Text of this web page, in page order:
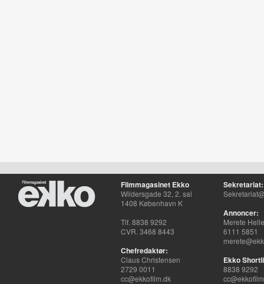
Filmmagasinet Ekko
Wildersgade 32, 2. sal
1408 København K
Tlf. 8838 9292
CVR. 3468 8443
Chefredaktør:
Claus Christensen
2729 0011
cc@ekkofilm.dk
Sekretariat:
Annoncer:
Merete
6111 5851
Ekko
8838 9292